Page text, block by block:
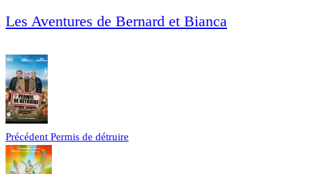
Les Aventures de Bernard et Bianca
Précédent Permis de détruire